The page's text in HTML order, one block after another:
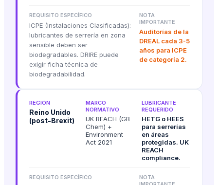
REQUISITO ESPECÍFICO
ICPE (Instalaciones Clasificadas):
lubricantes de serrería en zona
sensible deben ser
biodegradables. DRIRE puede
exigir ficha técnica de
biodegradabilidad.
NOTA
IMPORTANTE
Auditorías de la
DREAL cada 3-5
años para ICPE
de categoría 2.
REGIÓN
Reino Unido
(post-Brexit)
MARCO
NORMATIVO
UK REACH (GB
Chem) +
Environment
Act 2021
LUBRICANTE
REQUERIDO
HETG o HEES
para serrerías
en áreas
protegidas. UK
REACH
compliance.
REQUISITO ESPECÍFICO
NOTA